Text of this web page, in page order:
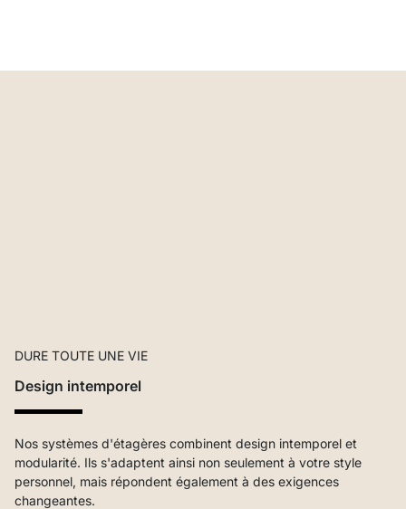
DURE TOUTE UNE VIE
Design intemporel
Nos systèmes d'étagères combinent design intemporel et
modularité. Ils s'adaptent ainsi non seulement à votre style
personnel, mais répondent également à des exigences
changeantes.